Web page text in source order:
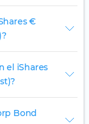
€
el iShares
Bond